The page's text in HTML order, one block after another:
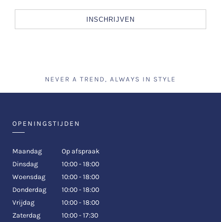
INSCHRIJVEN
NEVER A TREND, ALWAYS IN STYLE
OPENINGSTIJDEN
Maandag
Op afspraak
Dinsdag
10:00 - 18:00
Woensdag
10:00 - 18:00
Donderdag
10:00 - 18:00
Vrijdag
10:00 - 18:00
Zaterdag
10:00 - 17:30